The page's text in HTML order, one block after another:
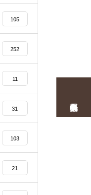
105
252
11
31
103
21